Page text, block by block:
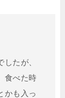
たが、
食べた時
かも入っ